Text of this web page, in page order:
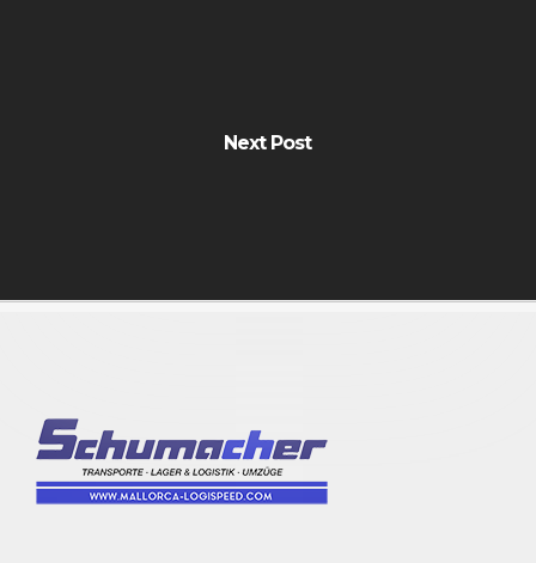
Next Post